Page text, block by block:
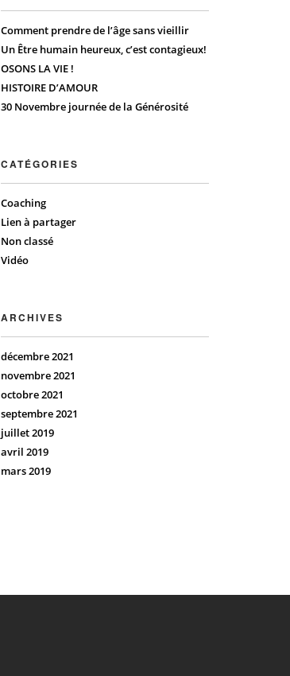
Comment prendre de l’âge sans vieillir
Un Être humain heureux, c’est contagieux!
OSONS LA VIE !
HISTOIRE D’AMOUR
30 Novembre journée de la Générosité
CATÉGORIES
Coaching
Lien à partager
Non classé
Vidéo
ARCHIVES
décembre 2021
novembre 2021
octobre 2021
septembre 2021
juillet 2019
avril 2019
mars 2019